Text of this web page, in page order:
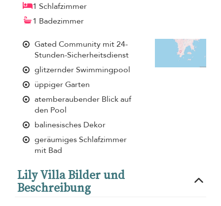
1 Schlafzimmer
1 Badezimmer
Gated Community mit 24-
Stunden-Sicherheitsdienst
glitzernder Swimmingpool
üppiger Garten
atemberaubender Blick auf
den Pool
balinesisches Dekor
geräumiges Schlafzimmer
mit Bad
Lily Villa Bilder und
Beschreibung